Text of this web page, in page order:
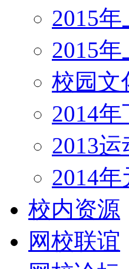
2015
2015
校园文
2014
2013运
2014年
校内资源
网校联谊